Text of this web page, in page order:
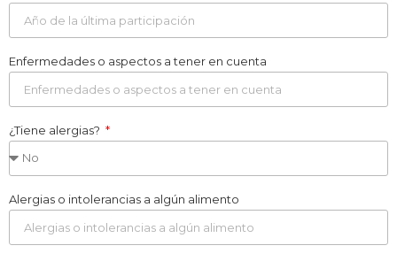
Enfermedades o aspectos a tener en cuenta
¿Tiene alergias?
Alergias o intolerancias a algún alimento